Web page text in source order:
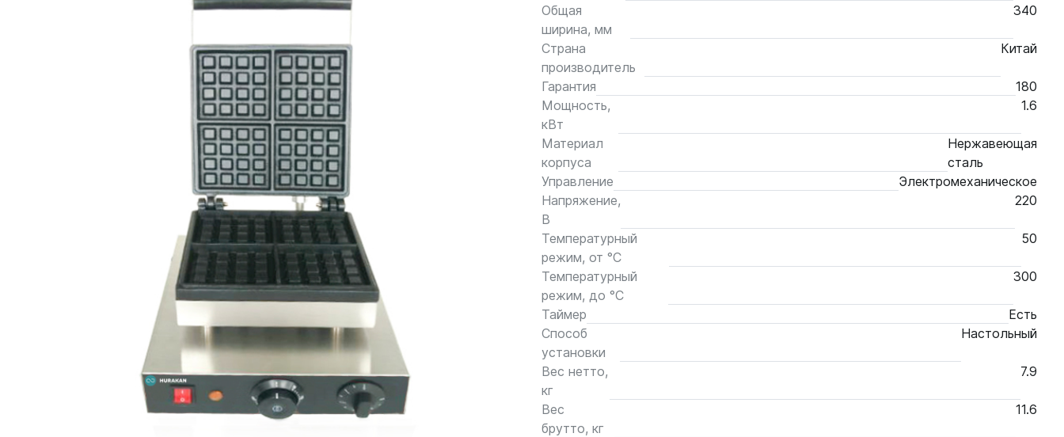
Общая
ширина, мм
340
Страна
производитель
Китай
Гарантия
180
Мощность,
кВт
1.6
Материал
корпуса
Нержавеющая
сталь
Управление
Электромеханическое
Напряжение,
В
220
Температурный
режим, от °С
50
Температурный
режим, до °С
300
Таймер
Есть
Способ
установки
Настольный
Вес нетто,
кг
7.9
Вес
брутто, кг
11.6